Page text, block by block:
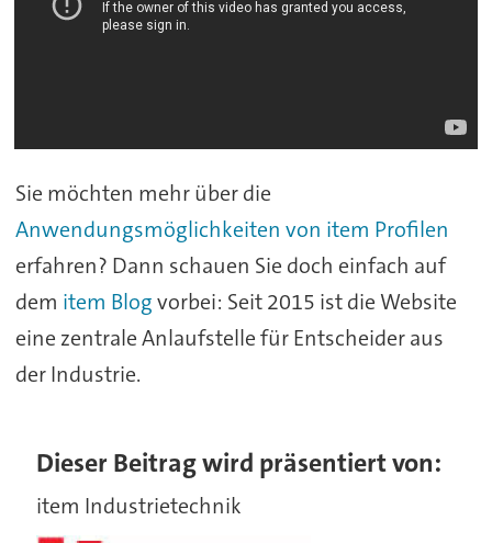
Sie möchten mehr über die
Anwendungsmöglichkeiten von item Profilen
erfahren? Dann schauen Sie doch einfach auf
dem item Blogvorbei: Seit 2015 ist die Website
eine zentrale Anlaufstelle für Entscheider aus
der Industrie.
Dieser Beitrag wird präsentiert von:
item Industrietechnik